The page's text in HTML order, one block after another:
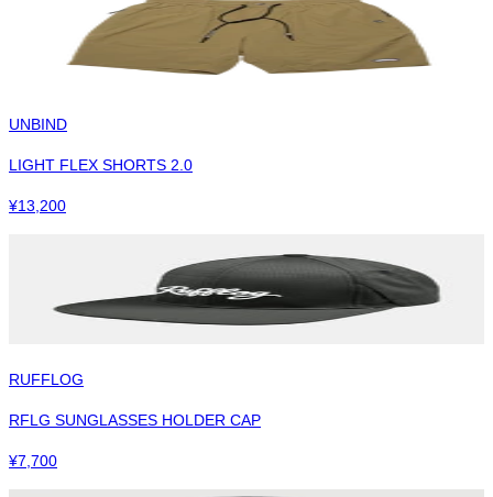
UNBIND
LIGHT FLEX SHORTS 2.0
¥13,200
RUFFLOG
RFLG SUNGLASSES HOLDER CAP
¥7,700